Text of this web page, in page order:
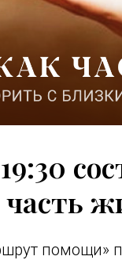
помощи»